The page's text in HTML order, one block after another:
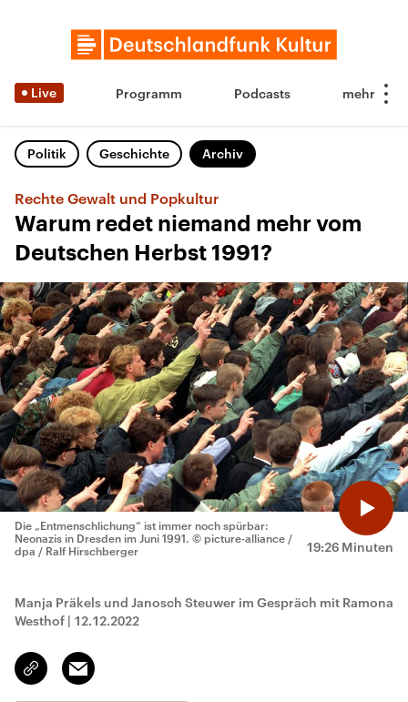
Live Programm Podcasts
Politik Geschichte Archiv
Rechte Gewalt und Popkultur
Warum redet niemand mehr vom
Deutschen Herbst 1991?
19:26 Minuten
Die „Entmenschlichung“ ist immer noch spürbar:
Neonazis in Dresden im Juni 1991. © picture-alliance /
dpa / Ralf Hirschberger
Manja Präkels und Janosch Steuwer im Gespräch mit Ramona
Westhof | 12.12.2022
Link
kopieren/teilen
Email